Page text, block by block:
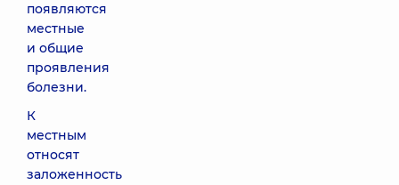
появляются
местные
и общие
проявления
болезни.
К
местным
относят
заложенность